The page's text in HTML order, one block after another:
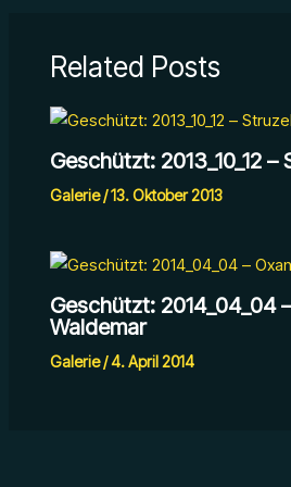
Related Posts
Geschützt: 2013_10_12 –
Galerie/13. Oktober 2013
Geschützt: 2014_04_04
Waldemar
Galerie/4. April 2014